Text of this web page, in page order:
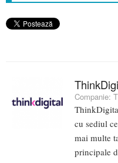
Companie:
cu sediul
mai multe
principale